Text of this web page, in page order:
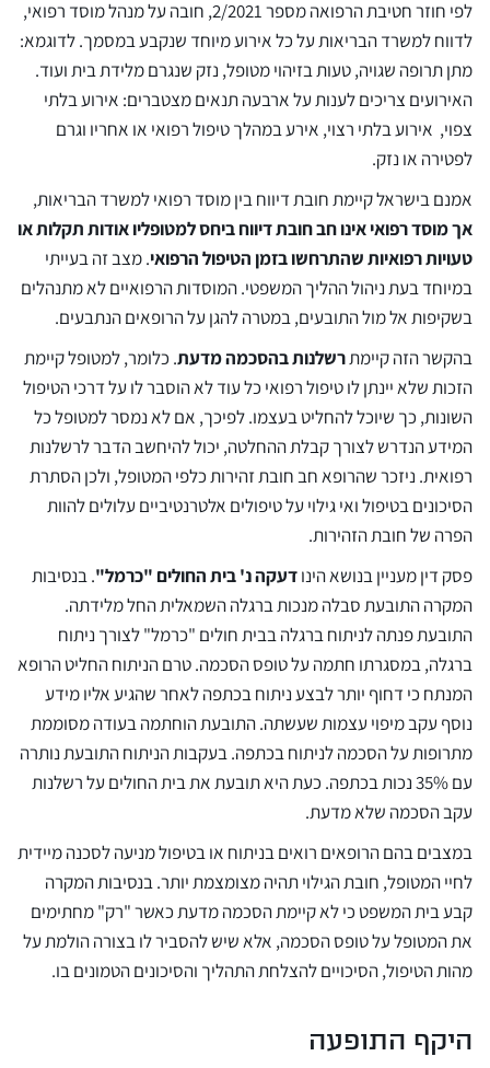
לפי חוזר חטיבת הרפואה מספר 2/2021, חובה על מנהל מוסד רפואי,
לדווח למשרד הבריאות על כל אירוע מיוחד שנקבע במסמך. לדוגמא:
מתן תרופה שגויה, טעות בזיהוי מטופל, נזק שנגרם מלידת בית ועוד.
האירועים צריכים לענות על ארבעה תנאים מצטברים: אירוע בלתי
צפוי, אירוע בלתי רצוי, אירע במהלך טיפול רפואי או אחריו וגרם
לפטירה או נזק.
אמנם בישראל קיימת חובת דיווח בין מוסד רפואי למשרד הבריאות,
אך מוסד רפואי אינו חב חובת דיווח ביחס למטופליו אודות תקלות או
טעויות רפואיות שהתרחשו בזמן הטיפול הרפואי. מצב זה בעייתי
במיוחד בעת ניהול ההליך המשפטי. המוסדות הרפואיים לא מתנהלים
בשקיפות אל מול התובעים, במטרה להגן על הרופאים הנתבעים.
בהקשר הזה קיימתרשלנות בהסכמה מדעת. כלומר, למטופל קיימת
הזכות שלא יינתן לו טיפול רפואי כל עוד לא הוסבר לו על דרכי הטיפול
השונות, כך שיוכל להחליט בעצמו. לפיכך, אם לא נמסר למטופל כל
המידע הנדרש לצורך קבלת ההחלטה, יכול להיחשב הדבר לרשלנות
רפואית. ניזכר שהרופא חב חובת זהירות כלפי המטופל, ולכן הסתרת
הסיכונים בטיפול ואי גילוי על טיפולים אלטרנטיביים עלולים להוות
הפרה של חובת הזהירות.
פסק דין מעניין בנושא הינודעקה נ' בית החולים "כרמל". בנסיבות
המקרה התובעת סבלה מנכות ברגלה השמאלית החל מלידתה.
התובעת פנתה לניתוח ברגלה בבית חולים "כרמל" לצורך ניתוח
ברגלה, במסגרתו חתמה על טופס הסכמה. טרם הניתוח החליט הרופא
המנתח כי דחוף יותר לבצע ניתוח בכתפה לאחר שהגיע אליו מידע
נוסף עקב מיפוי עצמות שעשתה. התובעת הוחתמה בעודה מסוממת
מתרופות על הסכמה לניתוח בכתפה. בעקבות הניתוח התובעת נותרה
עם 35% נכות בכתפה. כעת היא תובעת את בית החולים על רשלנות
עקב הסכמה שלא מדעת.
במצבים בהם הרופאים רואים בניתוח או בטיפול מניעה לסכנה מיידית
לחיי המטופל, חובת הגילוי תהיה מצומצמת יותר. בנסיבות המקרה
קבע בית המשפט כי לא קיימת הסכמה מדעת כאשר "רק" מחתימים
את המטופל על טופס הסכמה, אלא שיש להסביר לו בצורה הולמת על
מהות הטיפול, הסיכויים להצלחת התהליך והסיכונים הטמונים בו.
היקף התופעה